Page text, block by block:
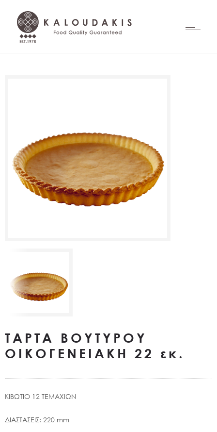
ΤΑΡΤΑ ΒΟΥΤΥΡΟΥ
ΟΙΚΟΓΕΝΕΙΑΚΗ 22 εκ.
ΚΙΒΩΤΙΟ 12 ΤΕΜΑΧΙΩΝ
ΔΙΑΣΤΑΣΕΙΣ: 220 mm